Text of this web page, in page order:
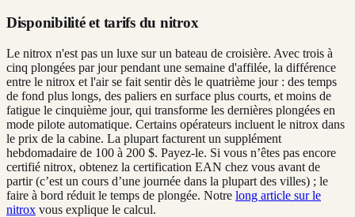
Disponibilité et tarifs du nitrox
Le nitrox n'est pas un luxe sur un bateau de croisière. Avec trois à
cinq plongées par jour pendant une semaine d'affilée, la différence
entre le nitrox et l'air se fait sentir dès le quatrième jour : des temps
de fond plus longs, des paliers en surface plus courts, et moins de
fatigue le cinquième jour, qui transforme les dernières plongées en
mode pilote automatique. Certains opérateurs incluent le nitrox dans
le prix de la cabine. La plupart facturent un supplément
hebdomadaire de 100 à 200 $. Payez-le. Si vous n’êtes pas encore
certifié nitrox, obtenez la certification EAN chez vous avant de
partir (c’est un cours d’une journée dans la plupart des villes) ; le
faire à bord réduit le temps de plongée. Notre long article sur le
nitrox vous explique le calcul.